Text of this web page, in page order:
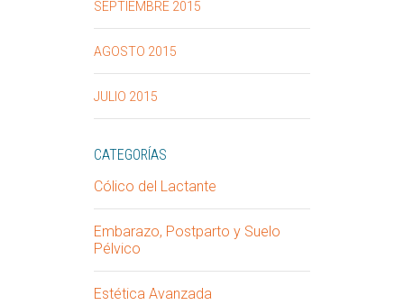
SEPTIEMBRE 2015
AGOSTO 2015
JULIO 2015
CATEGORÍAS
Cólico del Lactante
Embarazo, Postparto y Suelo
Pélvico
Estética Avanzada